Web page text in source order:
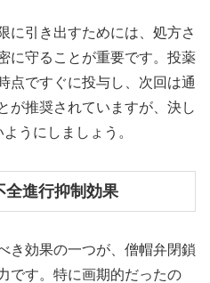
に引き出すためには、処方さ
に守ることが重要です。投薬
点ですぐに投与し、次回は通
が推奨されていますが、決し
うにしましょう。
全進行抑制効果
き効果の一つが、僧帽弁閉鎖
です。特に画期的だったの